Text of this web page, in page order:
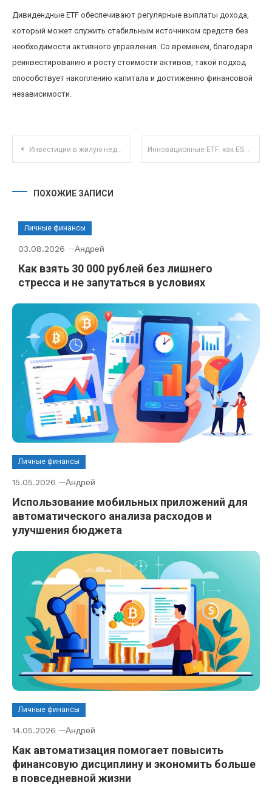
Дивидендные ETF обеспечивают регулярные выплаты дохода,
который может служить стабильным источником средств без
необходимости активного управления. Со временем, благодаря
реинвестированию и росту стоимости активов, такой подход
способствует накоплению капитала и достижению финансовой
независимости.
Навигация по записям
Инвестиции в жилую недвижимость: как выбрать район с перспективой роста стоимости Инновационные ETF: как ESG-фонды меняют инвестиционный ландшафт 2025 года
ПОХОЖИЕ ЗАПИСИ
Личные финансы
03.08.2026 Андрей
Как взять 30 000 рублей без лишнего
стресса и не запутаться в условиях
Личные финансы
15.05.2026 Андрей
Использование мобильных приложений для
автоматического анализа расходов и
улучшения бюджета
Личные финансы
14.05.2026 Андрей
Как автоматизация помогает повысить
финансовую дисциплину и экономить больше
в повседневной жизни